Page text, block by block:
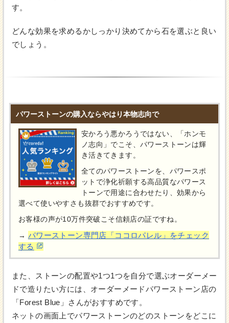
す。
どんな効果を求めるかしっかり決めてから石を選ぶと良い
でしょう。
パワーストーンの購入ならやはり本物志向で
安かろう悪かろうではない、「ホンモ
ノ志向」でこそ、パワーストーンは輝
き活きてきます。
全てのパワーストーンを、パワースポ
ットで浄化祈願する高品質なパワース
トーンで用途に合わせたり、効果から
選べて使いやすさも抜群でおすすめです。
お客様の声が10万件突破こそ信頼店の証ですね。
→ パワーストーン専門店「ココロパレル」をチェック
する
また、ストーンの配置や1つ1つを自分で選ぶオーダーメー
ドで造りたい方には、オーダーメードパワーストーン店の
「Forest Blue」さんがおすすめです。
ネットの画面上でパワーストーンのどのストーンをどこに